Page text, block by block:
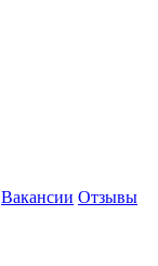
Вакансии Отзывы